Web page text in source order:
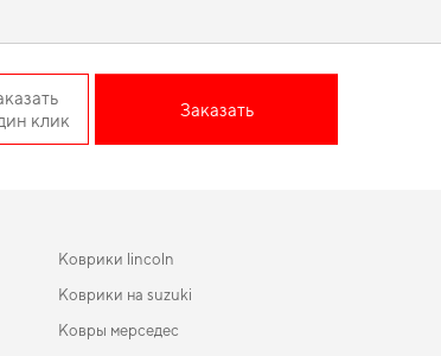
клик
Заказать
Коврики lincoln
Коврики на suzuki
Ковры мерседес